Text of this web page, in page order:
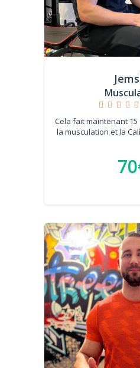
Cela fait maintenant
la musculation et la